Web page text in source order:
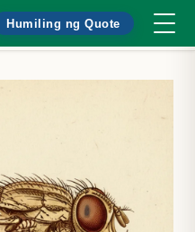
Humiling ng Quote